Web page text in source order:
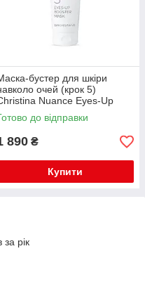
бустер для шкіри
очей (крок 5)
Nuance Eyes-Up
Mask 75 мл
до відправки
890 ₴
Купити
за рік